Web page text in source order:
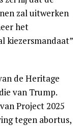
zal uitwerken
het
kiezersmandaat”
de Heritage
van Trump.
Project 2025
tegen abortus,